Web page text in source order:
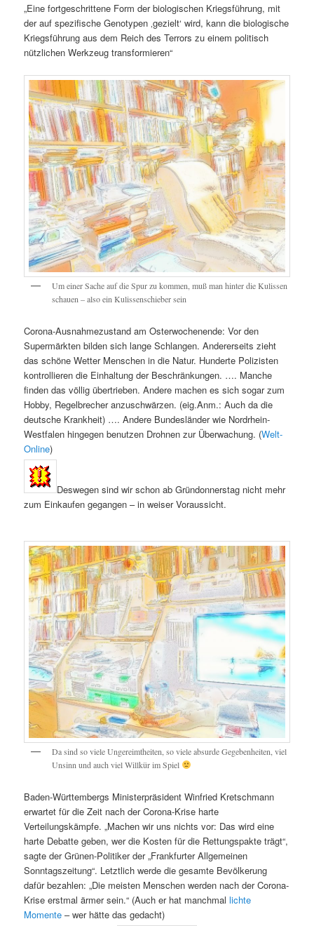
„Eine fortgeschrittene Form der biologischen Kriegsführung, mit
der auf spezifische Genotypen ‚gezielt‘ wird, kann die biologische
Kriegsführung aus dem Reich des Terrors zu einem politisch
nützlichen Werkzeug transformieren“
Um einer Sache auf die Spur zu kommen, muß man hinter die Kulissen
schauen – also ein Kulissenschieber sein
Corona-Ausnahmezustand am Osterwochenende: Vor den
Supermärkten bilden sich lange Schlangen. Andererseits zieht
das schöne Wetter Menschen in die Natur. Hunderte Polizisten
kontrollieren die Einhaltung der Beschränkungen. …. Manche
finden das völlig übertrieben. Andere machen es sich sogar zum
Hobby, Regelbrecher anzuschwärzen. (eig.Anm.: Auch da die
deutsche Krankheit) …. Andere Bundesländer wie Nordrhein-
Westfalen hingegen benutzen Drohnen zur Überwachung. (Welt-
Online)
Deswegen sind wir schon ab Gründonnerstag nicht mehr
zum Einkaufen gegangen – in weiser Voraussicht.
Da sind so viele Ungereimtheiten, so viele absurde Gegebenheiten, viel
Unsinn und auch viel Willkür im Spiel
Baden-Württembergs Ministerpräsident Winfried Kretschmann
erwartet für die Zeit nach der Corona-Krise harte
Verteilungskämpfe. „Machen wir uns nichts vor: Das wird eine
harte Debatte geben, wer die Kosten für die Rettungspakte trägt“,
sagte der Grünen-Politiker der „Frankfurter Allgemeinen
Sonntagszeitung“. Letztlich werde die gesamte Bevölkerung
dafür bezahlen: „Die meisten Menschen werden nach der Corona-
Krise erstmal ärmer sein.“ (Auch er hat manchmallichte
Momente – wer hätte das gedacht)